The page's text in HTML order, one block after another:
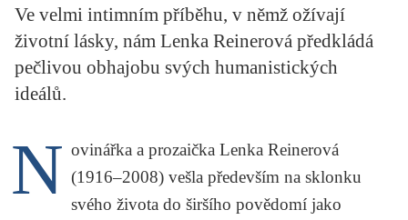
KRITIKA PŘEKLADU
UKÁZKA
Ve velmi intimním příběhu, v němž ožívají
životní lásky, nám Lenka Reinerová předkládá
pečlivou obhajobu svých humanistických
ideálů.
N ovinářka a prozaička Lenka Reinerová
(1916–2008) vešla především na sklonku
svého života do širšího povědomí jako